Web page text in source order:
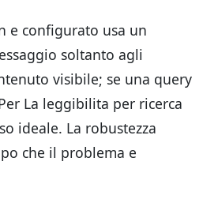
e configurato usa un
soltanto agli
visibile; se una query
La leggibilita per ricerca
ideale. La robustezza
che il problema e